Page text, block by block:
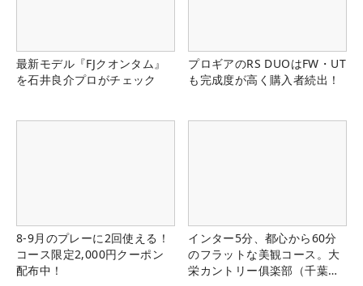
最新モデル『FJクオンタム』
を石井良介プロがチェック
プロギアのRS DUOはFW・UT
も完成度が高く購入者続出！
8-9月のプレーに2回使える！
コース限定2,000円クーポン
配布中！
インター5分、都心から60分
のフラットな美観コース。大
栄カントリー俱楽部（千葉